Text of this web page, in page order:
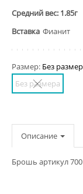
Средний вес: 1.85г
Вставка Фианит
Размер: Без
Без размера
Описание
Брошь артикул